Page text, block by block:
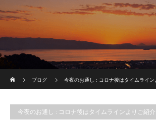
ブログ
今夜のお通し : コロナ後はタイムライ
今夜のお通し : コロナ後はタイムラインよりご紹